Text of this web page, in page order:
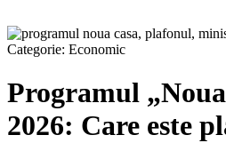
Categorie: Economic
Programul
2026: Care este